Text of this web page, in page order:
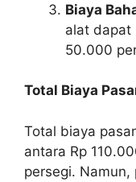
Biaya
alat dapat
50.000
Total Biaya
Total biaya
antara Rp
persegi.